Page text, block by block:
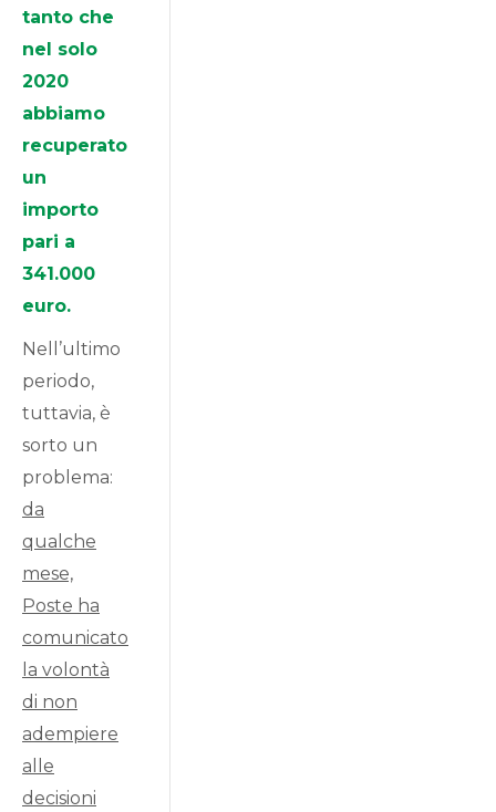
tanto che
nel solo
2020
abbiamo
recuperato
un
importo
pari a
341.000
euro.
Nell’ultimo
periodo,
tuttavia, è
sorto un
problema:
da
qualche
mese,
Poste ha
comunicato
la volontà
di non
adempiere
alle
decisioni